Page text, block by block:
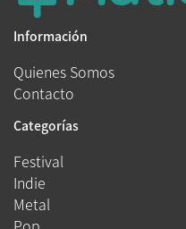
Información
Quienes Somos
Contacto
Categorías
Festival
Indie
Metal